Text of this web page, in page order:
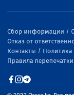
Сбор информации
Отказ от
Контакты
Правила перепечатки